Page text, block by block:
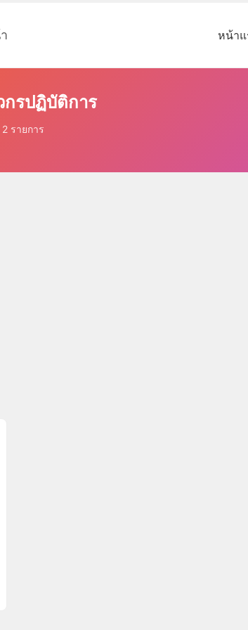
หน้าแ
กรปฏิบัติการ
รายการ